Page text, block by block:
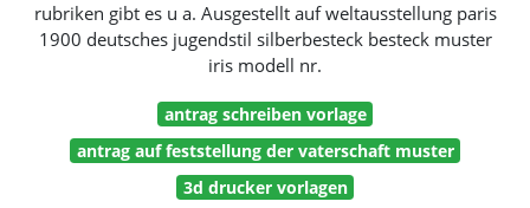
rubriken gibt es u a. Ausgestellt auf weltausstellung paris
1900 deutsches jugendstil silberbesteck besteck muster
iris modell nr.
antrag schreiben vorlage
antrag auf feststellung der vaterschaft muster
3d drucker vorlagen